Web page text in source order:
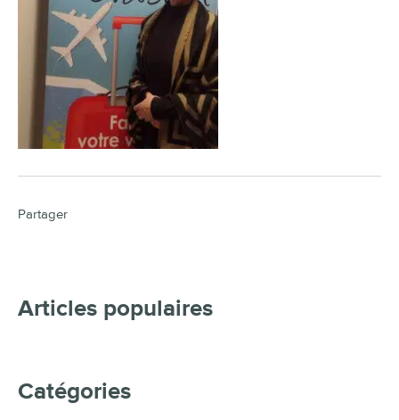
Partager
Articles populaires
Catégories